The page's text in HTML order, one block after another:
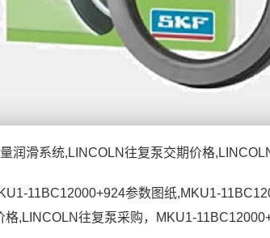
润滑系统,LINCOLN往复泵交期价格
11BC12000+924参数图纸,MKU1-
,LINCOLN往复泵采购，MKU1-